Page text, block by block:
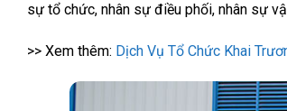
sự tổ chức, nhân sự điều phối, nhân sự
>> Xem thêm: Dịch Vụ Tổ Chức Khai